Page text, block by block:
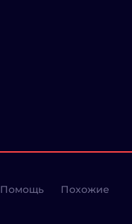
Помощь Похожие